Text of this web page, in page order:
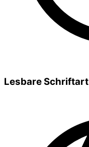
Lesbare Schriftart